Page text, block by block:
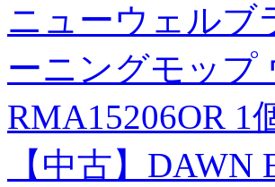
ニューウェルブ
ーニングモップ
RMA15206OR 1
【中古】DAWN